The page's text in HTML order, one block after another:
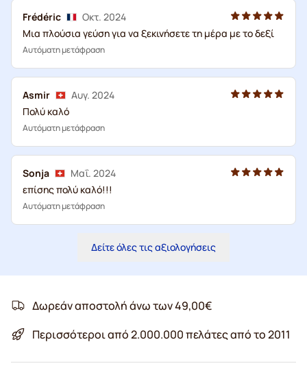
Frédéric
Οκτ. 2024
Μια πλούσια γεύση για να ξεκινήσετε τη μέρα με το δεξί
Αυτόματη μετάφραση
Asmir
Αυγ. 2024
Πολύ καλό
Αυτόματη μετάφραση
Sonja
Μαΐ. 2024
επίσης πολύ καλό!!!
Αυτόματη μετάφραση
Δείτε όλες τις αξιολογήσεις
Δωρεάν αποστολή άνω των 49,00€
Περισσότεροι από 2.000.000 πελάτες από το 2011